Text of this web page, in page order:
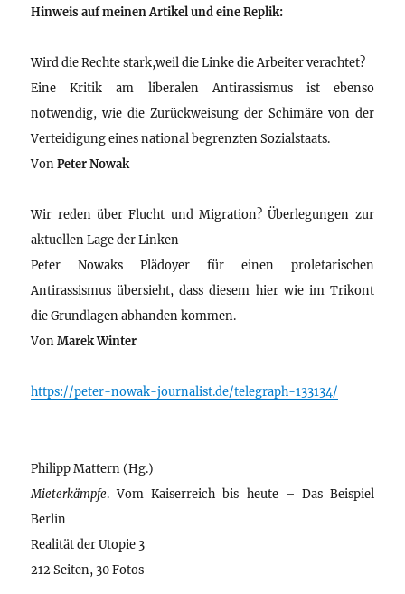
Hinweis auf meinen Artikel und eine Replik:
Wird die Rechte stark,weil die Linke die Arbeiter verachtet?
Eine Kritik am liberalen Antirassismus ist ebenso
notwendig, wie die Zurückweisung der Schimäre von der
Verteidigung eines national begrenzten Sozialstaats.
VonPeter Nowak
Wir reden über Flucht und Migration? Überlegungen zur
aktuellen Lage der Linken
Peter Nowaks Plädoyer für einen proletarischen
Antirassismus übersieht, dass diesem hier wie im Trikont
die Grundlagen abhanden kommen.
VonMarek Winter
https://peter-nowak-journalist.de/telegraph-133134/
Philipp Mattern (Hg.)
Mieterkämpfe. Vom Kaiserreich bis heute – Das Beispiel
Berlin
Realität der Utopie 3
212 Seiten, 30 Fotos